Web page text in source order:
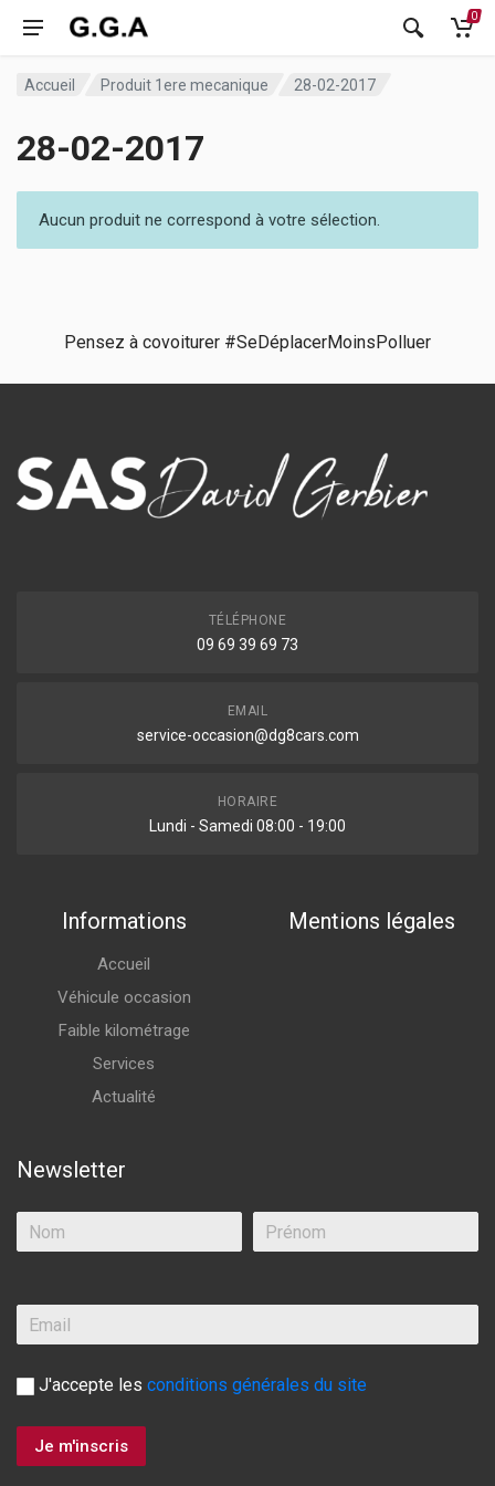
0
Accueil Produit 1ere mecanique 28-02-2017
28-02-2017
Aucun produit ne correspond à votre sélection.
Pensez à covoiturer #SeDéplacerMoinsPolluer
TÉLÉPHONE
09 69 39 69 73
EMAIL
service-occasion@dg8cars.com
HORAIRE
Lundi - Samedi 08:00 - 19:00
Informations
Accueil
Véhicule occasion
Faible kilométrage
Services
Actualité
Mentions légales
Newsletter
J'accepte les conditions générales du site